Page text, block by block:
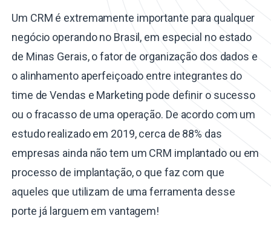
Um CRM é extremamente importante para qualquer
negócio operando no Brasil, em especial no estado
de Minas Gerais, o fator de organização dos dados e
o alinhamento aperfeiçoado entre integrantes do
time de Vendas e Marketing pode definir o sucesso
ou o fracasso de uma operação. De acordo com um
estudo realizado em 2019, cerca de 88% das
empresas ainda não tem um CRM implantado ou em
processo de implantação, o que faz com que
aqueles que utilizam de uma ferramenta desse
porte já larguem em vantagem!